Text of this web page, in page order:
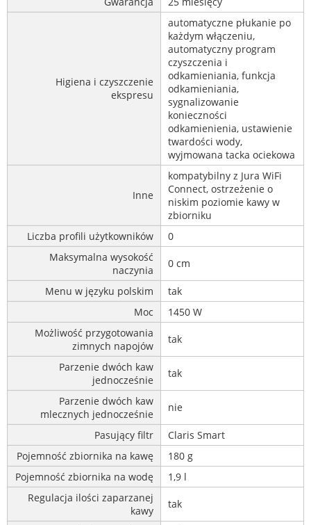
Higiena i czyszczenie
ekspresu
automatyczne płukanie po
każdym włączeniu,
automatyczny program
czyszczenia i
odkamieniania, funkcja
odkamieniania,
sygnalizowanie
konieczności
odkamienienia, ustawienie
twardości wody,
wyjmowana tacka ociekowa
Inne
kompatybilny z Jura WiFi
Connect, ostrzeżenie o
niskim poziomie kawy w
zbiorniku
Liczba profili użytkowników
0
Maksymalna wysokość
naczynia
0 cm
Menu w języku polskim
tak
Moc
1450 W
Możliwość przygotowania
zimnych napojów
tak
Parzenie dwóch kaw
jednocześnie
tak
Parzenie dwóch kaw
mlecznych jednocześnie
nie
Pasujący filtr
Claris Smart
Pojemność zbiornika na kawę
180 g
Pojemność zbiornika na wodę
1,9 l
Regulacja ilości zaparzanej
kawy
tak